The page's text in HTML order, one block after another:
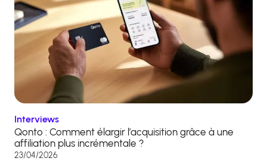
Interviews
Qonto : Comment élargir l’acquisition grâce à une
affiliation plus incrémentale ?
23/04/2026